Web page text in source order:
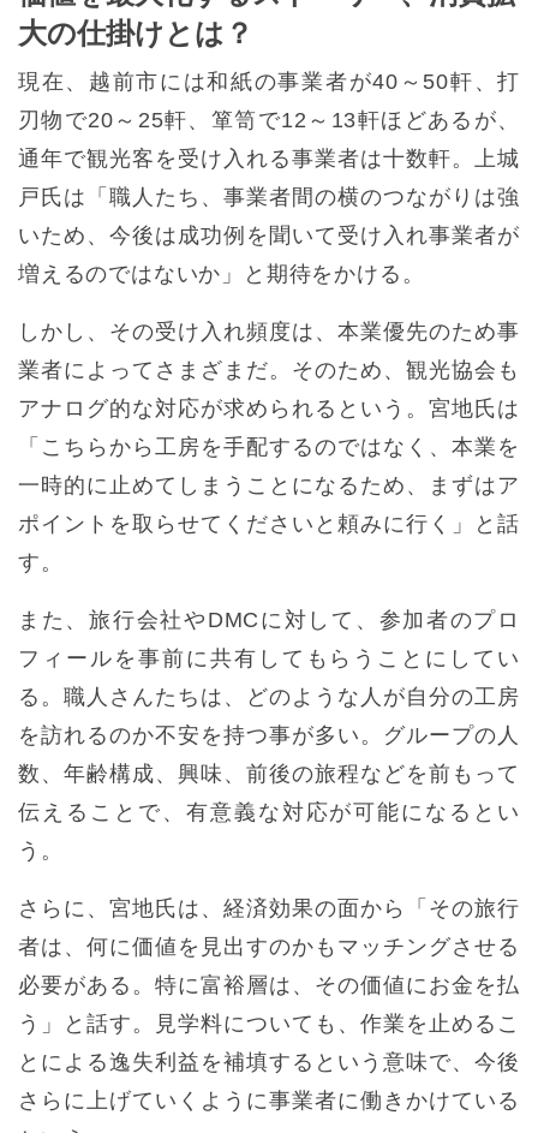
大の仕掛けとは？
現在、越前市には和紙の事業者が40～50軒、打
刃物で20～25軒、箪笥で12～13軒ほどあるが、
通年で観光客を受け入れる事業者は十数軒。上城
戸氏は「職人たち、事業者間の横のつながりは強
いため、今後は成功例を聞いて受け入れ事業者が
増えるのではないか」と期待をかける。
しかし、その受け入れ頻度は、本業優先のため事
業者によってさまざまだ。そのため、観光協会も
アナログ的な対応が求められるという。宮地氏は
「こちらから工房を手配するのではなく、本業を
一時的に止めてしまうことになるため、まずはア
ポイントを取らせてくださいと頼みに行く」と話
す。
また、旅行会社やDMCに対して、参加者のプロ
フィールを事前に共有してもらうことにしてい
る。職人さんたちは、どのような人が自分の工房
を訪れるのか不安を持つ事が多い。グループの人
数、年齢構成、興味、前後の旅程などを前もって
伝えることで、有意義な対応が可能になるとい
う。
さらに、宮地氏は、経済効果の面から「その旅行
者は、何に価値を見出すのかもマッチングさせる
必要がある。特に富裕層は、その価値にお金を払
う」と話す。見学料についても、作業を止めるこ
とによる逸失利益を補填するという意味で、今後
さらに上げていくように事業者に働きかけている